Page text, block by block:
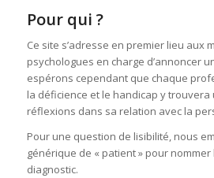
Pour qui ?
Ce site s’adresse en premier lieu aux
psychologues en charge d’annoncer
espérons cependant que chaque
la déficience et le handicap y trouvera
réflexions dans sa relation avec la
Pour une question de lisibilité, nous
générique de « patient » pour
diagnostic.